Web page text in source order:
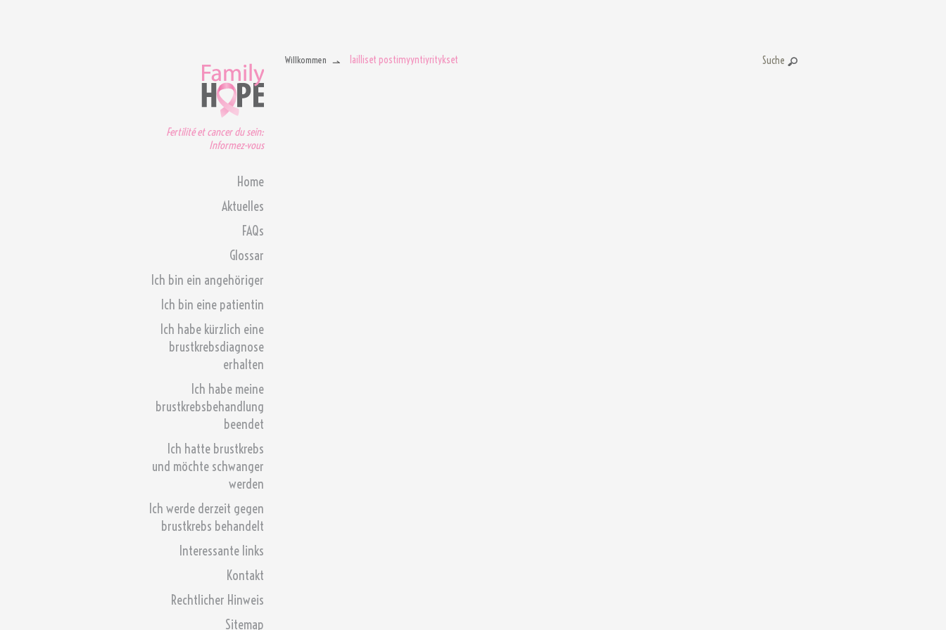
Fertilité et cancer du sein:
Informez-vous
Home
Aktuelles
FAQs
Glossar
Ich bin ein angehöriger
Ich bin eine patientin
Ich habe kürzlich eine
brustkrebsdiagnose
erhalten
Ich habe meine
brustkrebsbehandlung
beendet
Ich hatte brustkrebs
und möchte schwanger
werden
Ich werde derzeit gegen
brustkrebs behandelt
Interessante links
Kontakt
Rechtlicher Hinweis
Sitemap
Willkommen lailliset postimyyntiyritykset Suche: